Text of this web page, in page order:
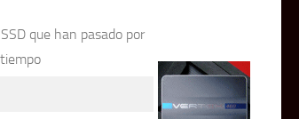
que han pasado por